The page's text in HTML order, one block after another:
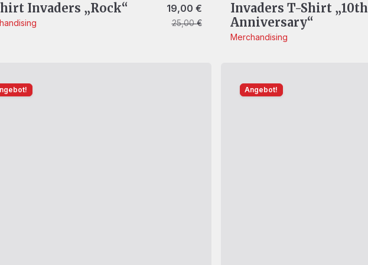
Invaders „Rock“
25,00€
Ursprünglicher Preis war: 25,00 €
19,00 €
Aktueller Preis ist: 19,00 €.Invaders T-Shirt „10th
Anniversary“
Merchandising
Angebot!